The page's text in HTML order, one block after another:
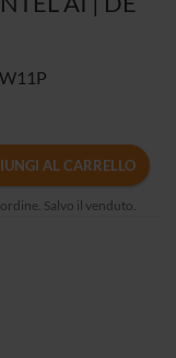
AL CARRELLO
Salvo il venduto.